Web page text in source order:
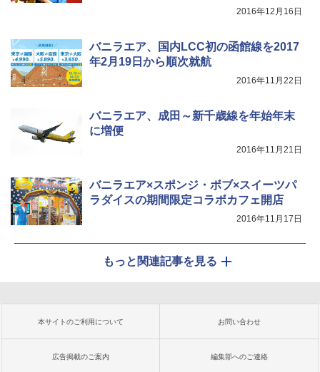
2016年12月16日
バニラエア、国内LCC初の函館線を2017
年2月19日から順次就航
2016年11月22日
バニラエア、成田～新千歳線を年始年末
に増便
2016年11月21日
バニラエア×スポンジ・ボブ×スイーツパ
ラダイスの期間限定コラボカフェ開店
2016年11月17日
もっと関連記事を見る
本サイトのご利用について お問い合わせ
広告掲載のご案内 編集部へのご連絡